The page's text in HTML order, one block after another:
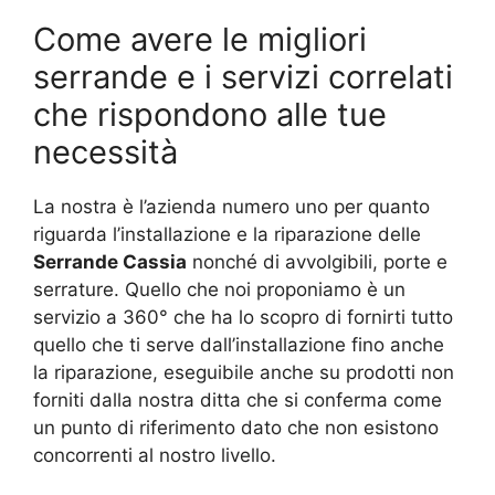
Come avere le migliori
serrande e i servizi correlati
che rispondono alle tue
necessità
La nostra è l’azienda numero uno per quanto
riguarda l’installazione e la riparazione delle
Serrande Cassia nonché di avvolgibili, porte e
serrature. Quello che noi proponiamo è un
servizio a 360° che ha lo scopro di fornirti tutto
quello che ti serve dall’installazione fino anche
la riparazione, eseguibile anche su prodotti non
forniti dalla nostra ditta che si conferma come
un punto di riferimento dato che non esistono
concorrenti al nostro livello.